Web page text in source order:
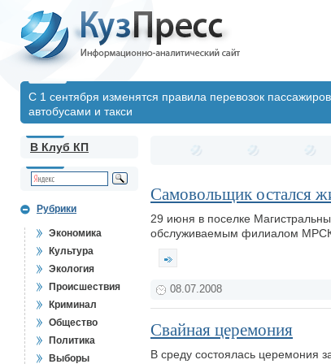
С 1 сентября изменятся правила перевозок пассажиров
автобусами и такси
В Клуб КП
Рубрики
Экономика
Культура
Экология
Происшествия
Криминал
Общество
Политика
Выборы
Самовольщик остался
29 июня в поселке
обслуживаемым филиалом МРСК
08.07.2008
Свайная церемония
В среду состоялась церемония